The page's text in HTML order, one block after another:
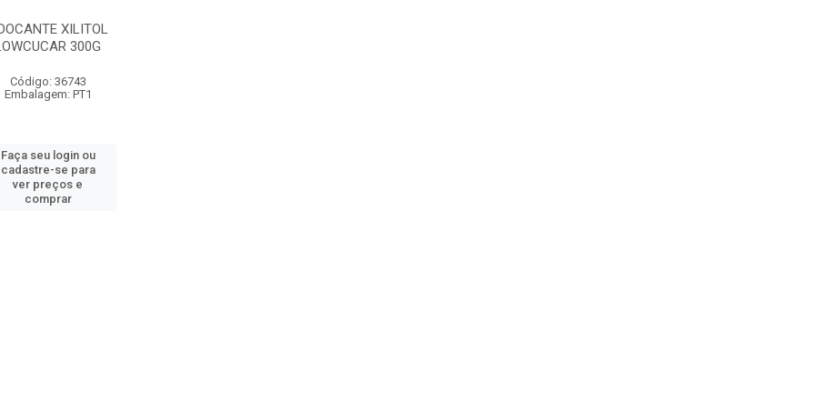
XILITOL
300G
Código: 36743
Embalagem: PT1
Faça seu login ou
cadastre-se para
ver preços e
comprar